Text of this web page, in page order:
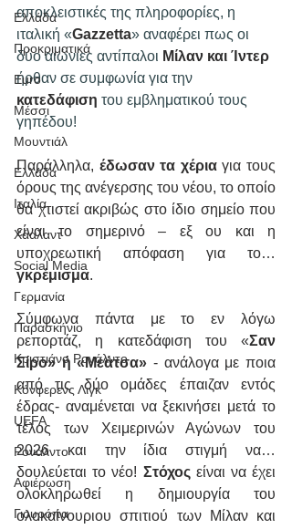
Ελλάδα
Προκριματικά
Euro
Μέσσι
Μουντιάλ
Ελλάδα
Ιταλία
Χάαλαντ
Social Media
Γερμανία
Παρασκήνιο
Κριστιάνο Ρονάλντο
Κόνφερενς Λιγκ
UEFA
Ρονάλντο
Αφιέρωση
Γιουρόπα
αποκλειστικές της πληροφορίες, η
ιταλική «Gazzetta» αναφέρει πως οι
δύο αιώνιες αντίπαλοι Μίλαν και Ίντερ
ήρθαν σε συμφωνία για την
κατεδάφιση του εμβληματικού τους
γηπέδου!
Παράλληλα, έδωσαν τα χέρια για τους
όρους της ανέγερσης του νέου, το οποίο
θα χτιστεί ακριβώς στο ίδιο σημείο που
είναι το σημερινό – εξ ου και η
γκρέμισμα.
Σύμφωνα πάντα με το εν λόγω
ρεπορτάζ, η κατεδάφιση του «Σαν
Σίρο» ή «Μεάτσα» - ανάλογα με ποια
από τις δύο ομάδες έπαιζαν εντός
έδρας- αναμένεται να ξεκινήσει μετά το
τέλος των Χειμερινών Αγώνων του
2026 και την ίδια στιγμή να…
δουλεύεται το νέο! Στόχος είναι να έχει
ολοκληρωθεί η δημιουργία του
ολοκαίνουριου σπιτιού των Μίλαν και